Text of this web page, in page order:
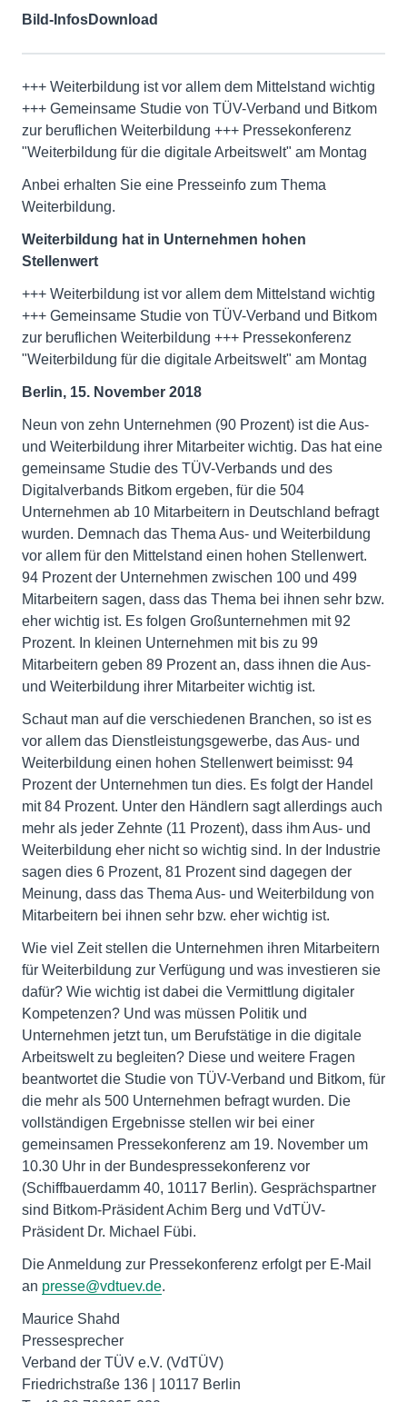
Bild-InfosDownload
+++ Weiterbildung ist vor allem dem Mittelstand wichtig
+++ Gemeinsame Studie von TÜV-Verband und Bitkom
zur beruflichen Weiterbildung +++ Pressekonferenz
"Weiterbildung für die digitale Arbeitswelt" am Montag
Anbei erhalten Sie eine Presseinfo zum Thema
Weiterbildung.
Weiterbildung hat in Unternehmen hohen
Stellenwert
+++ Weiterbildung ist vor allem dem Mittelstand wichtig
+++ Gemeinsame Studie von TÜV-Verband und Bitkom
zur beruflichen Weiterbildung +++ Pressekonferenz
"Weiterbildung für die digitale Arbeitswelt" am Montag
Berlin, 15. November 2018
Neun von zehn Unternehmen (90 Prozent) ist die Aus-
und Weiterbildung ihrer Mitarbeiter wichtig. Das hat eine
gemeinsame Studie des TÜV-Verbands und des
Digitalverbands Bitkom ergeben, für die 504
Unternehmen ab 10 Mitarbeitern in Deutschland befragt
wurden. Demnach das Thema Aus- und Weiterbildung
vor allem für den Mittelstand einen hohen Stellenwert.
94 Prozent der Unternehmen zwischen 100 und 499
Mitarbeitern sagen, dass das Thema bei ihnen sehr bzw.
eher wichtig ist. Es folgen Großunternehmen mit 92
Prozent. In kleinen Unternehmen mit bis zu 99
Mitarbeitern geben 89 Prozent an, dass ihnen die Aus-
und Weiterbildung ihrer Mitarbeiter wichtig ist.
Schaut man auf die verschiedenen Branchen, so ist es
vor allem das Dienstleistungsgewerbe, das Aus- und
Weiterbildung einen hohen Stellenwert beimisst: 94
Prozent der Unternehmen tun dies. Es folgt der Handel
mit 84 Prozent. Unter den Händlern sagt allerdings auch
mehr als jeder Zehnte (11 Prozent), dass ihm Aus- und
Weiterbildung eher nicht so wichtig sind. In der Industrie
sagen dies 6 Prozent, 81 Prozent sind dagegen der
Meinung, dass das Thema Aus- und Weiterbildung von
Mitarbeitern bei ihnen sehr bzw. eher wichtig ist.
Wie viel Zeit stellen die Unternehmen ihren Mitarbeitern
für Weiterbildung zur Verfügung und was investieren sie
dafür? Wie wichtig ist dabei die Vermittlung digitaler
Kompetenzen? Und was müssen Politik und
Unternehmen jetzt tun, um Berufstätige in die digitale
Arbeitswelt zu begleiten? Diese und weitere Fragen
beantwortet die Studie von TÜV-Verband und Bitkom, für
die mehr als 500 Unternehmen befragt wurden. Die
vollständigen Ergebnisse stellen wir bei einer
gemeinsamen Pressekonferenz am 19. November um
10.30 Uhr in der Bundespressekonferenz vor
(Schiffbauerdamm 40, 10117 Berlin). Gesprächspartner
sind Bitkom-Präsident Achim Berg und VdTÜV-
Präsident Dr. Michael Fübi.
Die Anmeldung zur Pressekonferenz erfolgt per E-Mail
an presse@vdtuev.de.
Maurice Shahd
Pressesprecher
Verband der TÜV e.V. (VdTÜV)
Friedrichstraße 136 | 10117 Berlin